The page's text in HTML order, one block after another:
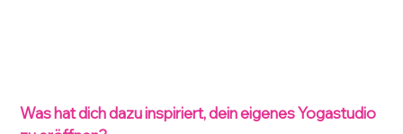
Was hat dich dazu inspiriert, dein eigenes Yogastudio